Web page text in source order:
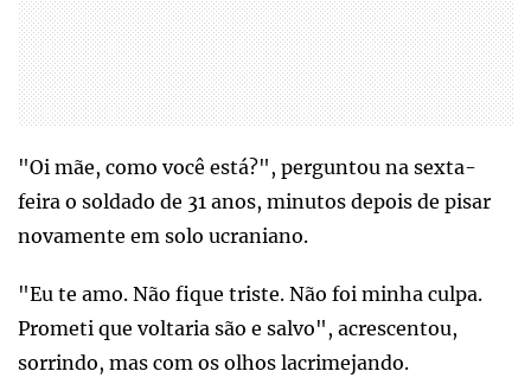
"Oi mãe, como você está?", perguntou na sexta-
feira o soldado de 31 anos, minutos depois de pisar
novamente em solo ucraniano.
"Eu te amo. Não fique triste. Não foi minha culpa.
Prometi que voltaria são e salvo", acrescentou,
sorrindo, mas com os olhos lacrimejando.